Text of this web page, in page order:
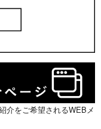
介をご希望されるWEBメ